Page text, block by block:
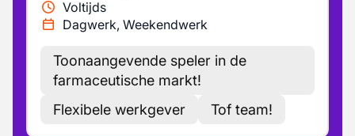
Voltijds
Dagwerk, Weekendwerk
Toonaangevende speler in de
farmaceutische markt!
Flexibele werkgever
Tof team!